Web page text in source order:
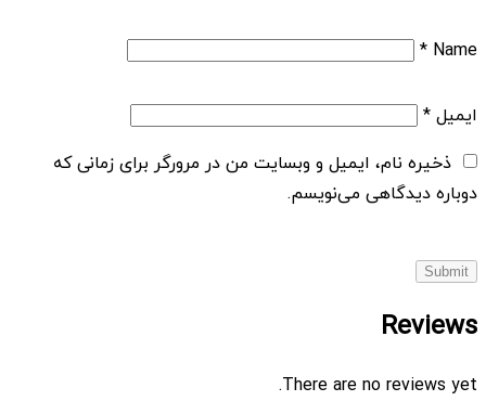
Name
*
ایمیل*
ذخیره نام، ایمیل و وبسایت من در مرورگر برای زمانی که
دوباره دیدگاهی می‌نویسم.
Reviews
There are no reviews yet.